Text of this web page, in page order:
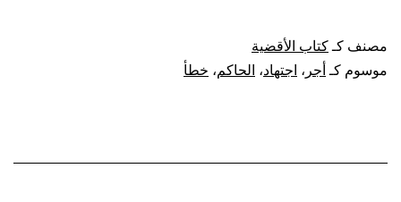
مصنف كـ كتاب الأقضية
موسوم كـ أجر ، اجتهاد، الحاكم، خطأ